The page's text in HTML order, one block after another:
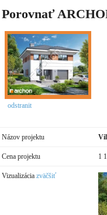
Porovnať
odstranit
Názov projektu
Cena projektu 1
Vizualizácia zväčšiť